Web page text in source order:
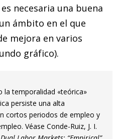
necesaria una buena
un ámbito en el que
me­­jora en varios
gráfico).
la temporalidad «teórica»
persiste una alta
cortos periodos de empleo y
Véase Conde-Ruiz, J. I.